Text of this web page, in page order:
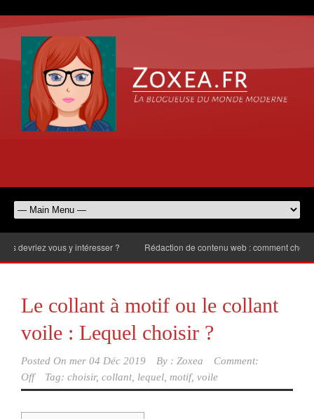
vous y intéresser ? Rédaction de contenu web : comment choisir le
Le collant à motif ou le collant
voile : Lequel choisir ?
Posted On mer 04 Déc 2019 By : Zoxea
Comment:
Off
Tag: choisir, collant, lequel, motif, voile